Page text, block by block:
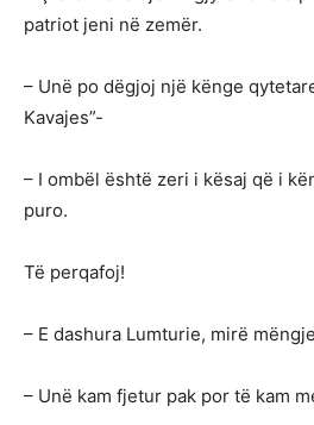
patriot jeni në zemër.
– Unë po dëgjoj një kënge
Kavajes”-
– I ombël është zeri i kësaj që i
puro.
Të perqafoj!
– E dashura Lumturie, mirë
– Unë kam fjetur pak por të kam